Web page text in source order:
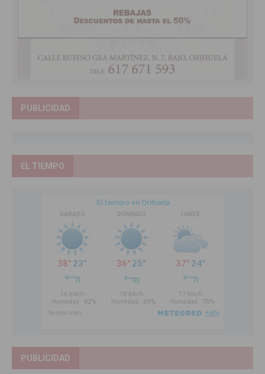
PUBLICIDAD
EL TIEMPO
PUBLICIDAD